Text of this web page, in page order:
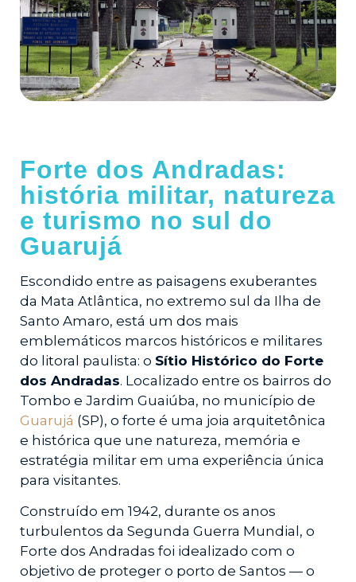
Forte dos Andradas:
história militar, natureza
e turismo no sul do
Guarujá
Escondido entre as paisagens exuberantes
da Mata Atlântica, no extremo sul da Ilha de
Santo Amaro, está um dos mais
emblemáticos marcos históricos e militares
do litoral paulista: o Sítio Histórico do Forte
dos Andradas. Localizado entre os bairros do
Tombo e Jardim Guaiúba, no município de
Guarujá (SP), o forte é uma joia arquitetônica
e histórica que une natureza, memória e
estratégia militar em uma experiência única
para visitantes.
Construído em 1942, durante os anos
turbulentos da Segunda Guerra Mundial, o
Forte dos Andradas foi idealizado com o
objetivo de proteger o porto de Santos — o